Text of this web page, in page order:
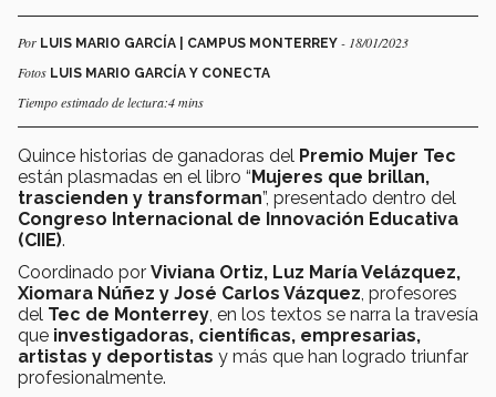
Por LUIS MARIO GARCÍA | CAMPUS MONTERREY - 18/01/2023
Fotos LUIS MARIO GARCÍA Y CONECTA
Tiempo estimado de lectura:4 mins
Quince historias de ganadoras del Premio Mujer Tec
están plasmadas en el libro “Mujeres que brillan,
trascienden y transforman”, presentado dentro del
Congreso Internacional de Innovación Educativa
(CIIE).
Coordinado por Viviana Ortiz, Luz María Velázquez,
Xiomara Núñez y José Carlos Vázquez , profesores
del Tec de Monterrey , en los textos se narra la travesía
que investigadoras, científicas, empresarias,
artistas y deportistas y más que han logrado triunfar
profesionalmente.